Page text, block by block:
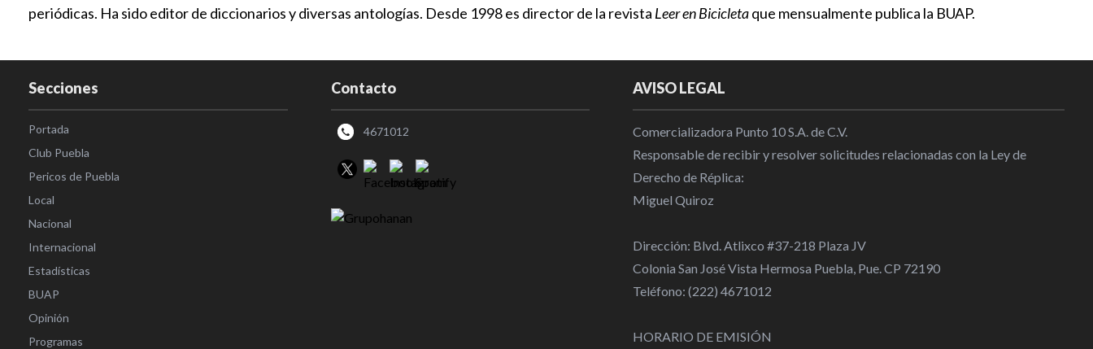
periódicas. Ha sido editor de diccionarios y diversas antologías. Desde 1998 es director de la revista Leer en Bicicletaque mensualmente publica la BUAP.
Secciones
Portada
Club Puebla
Pericos de Puebla
Local
Nacional
Internacional
Estadísticas
BUAP
Opinión
Programas
Contacto
4671012
AVISO LEGAL
Comercializadora Punto 10 S.A. de C.V.
Responsable de recibir y resolver solicitudes relacionadas con la Ley de
Derecho de Réplica:
Miguel Quiroz
Dirección: Blvd. Atlixco #37-218 Plaza JV
Colonia San José Vista Hermosa Puebla, Pue. CP 72190
Teléfono: (222) 4671012
HORARIO DE EMISIÓN